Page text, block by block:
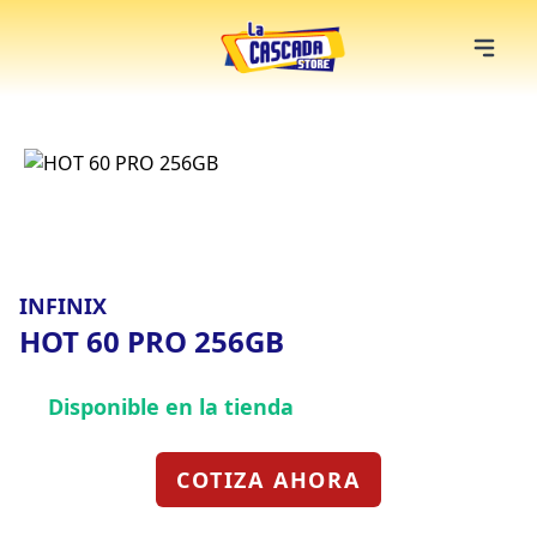
INFINIX
HOT 60 PRO 256GB
Disponible en la tienda
COTIZA AHORA